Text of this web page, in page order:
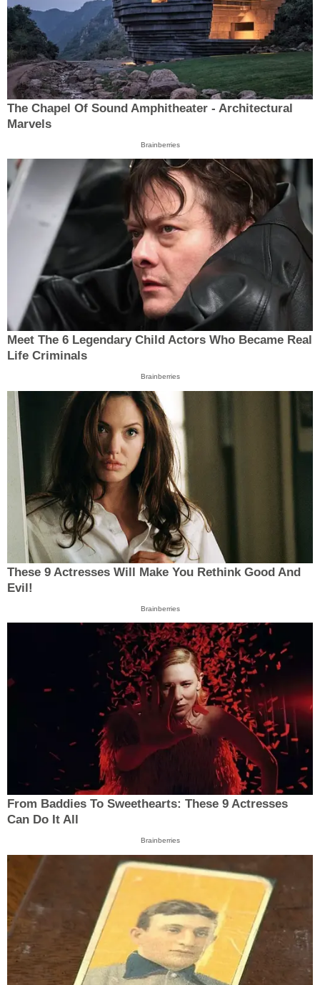
The Chapel Of Sound Amphitheater - Architectural
Marvels
Brainberries
Meet The 6 Legendary Child Actors Who Became Real
Life Criminals
Brainberries
These 9 Actresses Will Make You Rethink Good And
Evil!
Brainberries
From Baddies To Sweethearts: These 9 Actresses
Can Do It All
Brainberries